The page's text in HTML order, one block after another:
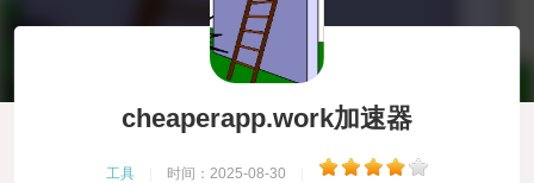
cheaperapp.work加速器
工具 时间：2025-08-30